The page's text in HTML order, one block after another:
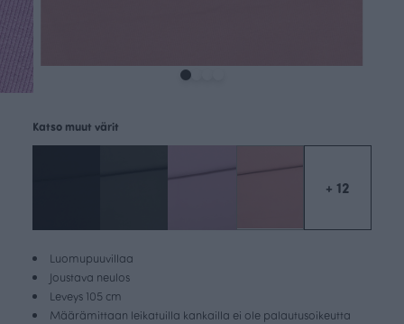
Luomupuuvillaa
Joustava neulos
Leveys 105 cm
Määrämittaan leikatuilla kankailla ei ole palautusoikeutta
Katso muut värit
+ 12